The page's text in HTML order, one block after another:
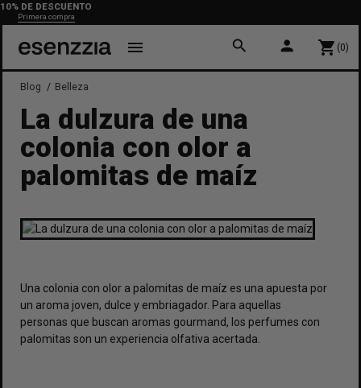
menu search person shopping_cart (0)
Blog Belleza
La dulzura de una
colonia con olor a
palomitas de maíz
Una colonia con olor a palomitas de maíz es una apuesta por
un aroma joven, dulce y embriagador. Para aquellas
personas que buscan aromas gourmand, los perfumes con
palomitas son un experiencia olfativa acertada.